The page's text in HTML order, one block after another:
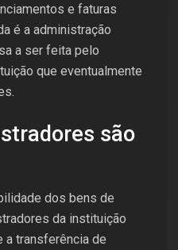
e faturas
é a administração
a ser feita pelo
que eventualmente
são
dos bens de
da instituição
a transferência de